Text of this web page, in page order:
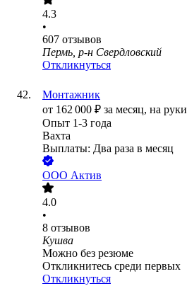
4.3
•
607 отзывов
Пермь, р-н Свердловский
Откликнуться
Монтажник
от 162 000 ₽ за месяц, на руки
Опыт 1-3 года
Вахта
Выплаты: Два раза в месяц
ООО Актив
4.0
•
8 отзывов
Кушва
Можно без резюме
Откликнитесь среди первых
Откликнуться